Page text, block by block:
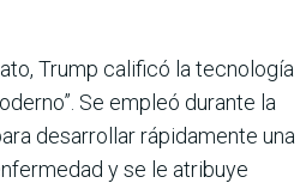
Trump calificó la tecnología
Se empleó durante la
desarrollar rápidamente una
y se le atribuye